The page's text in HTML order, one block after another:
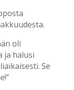
oli
ja halusi
Se